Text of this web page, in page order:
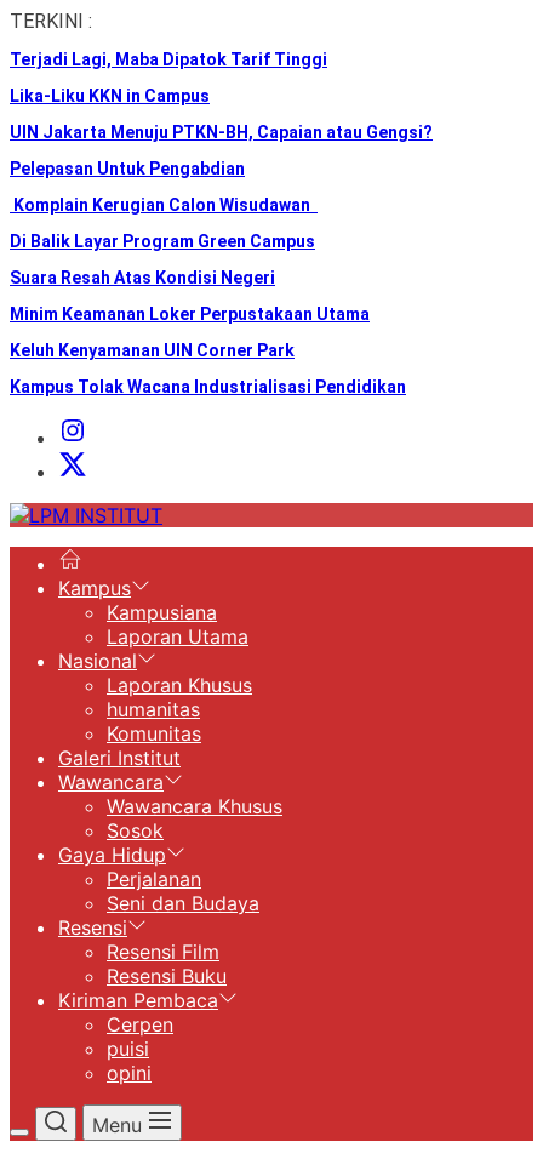
Skip
the
content
TERKINI :
Terjadi Lagi, Maba Dipatok Tarif Tinggi
Lika-Liku KKN in Campus
UIN Jakarta Menuju PTKN-BH, Capaian atau Gengsi?
Pelepasan Untuk Pengabdian
Komplain Kerugian Calon Wisudawan
Di Balik Layar Program Green Campus
Suara Resah Atas Kondisi Negeri
Minim Keamanan Loker Perpustakaan Utama
Keluh Kenyamanan UIN Corner Park
Kampus Tolak Wacana Industrialisasi Pendidikan
Instagram
Institut
X
LPM
Kampus
Kampusiana
Laporan Utama
Nasional
Laporan Khusus
humanitas
Komunitas
Galeri Institut
Wawancara
Wawancara Khusus
Sosok
Gaya Hidup
Perjalanan
Seni dan Budaya
Resensi
Resensi Film
Resensi Buku
Kiriman Pembaca
Cerpen
puisi
opini
Menu